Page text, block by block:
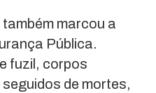
marcou a
Pública.
fuzil, corpos
de mortes,